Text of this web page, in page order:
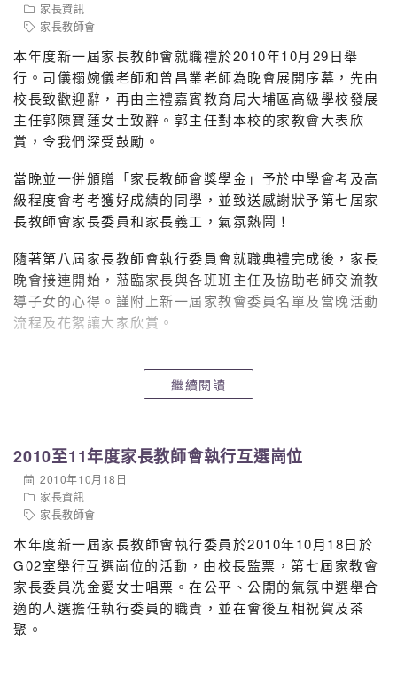
老師委員（職位）
秘書
羅淑霞老師
財政
梁俊基老師
活動統籌
*家長團契：吳霞坤老師
家長資訊
家長教師會
本年度新一屆家長教師會就職禮於2010年10月29日舉
行。司儀禤婉儀老師和曾昌業老師為晚會展開序幕，先由
校長致歡迎辭，再由主禮嘉賓教育局大埔區高級學校發展
主任郭陳寶蓮女士致辭。郭主任對本校的家教會大表欣
賞，令我們深受鼓勵。
當晚並一併頒贈「家長教師會獎學金」予於中學會考及高
級程度會考考獲好成績的同學，並致送感謝狀予第七屆家
長教師會家長委員和家長義工，氣氛熱鬧！
隨著第八屆家長教師會執行委員會就職典禮完成後，家長
晚會接連開始，蒞臨家長與各班班主任及協助老師交流教
導子女的心得。謹附上新一屆家教會委員名單及當晚活動
流程及花絮讓大家欣賞。
繼續閱讀
2010至11年度家長教師會執行互選崗位
2010年10月18日
家長資訊
家長教師會
本年度新一屆家長教師會執行委員於2010年10月18日於
G02室舉行互選崗位的活動，由校長監票，第七屆家教會
家長委員冼金愛女士唱票。在公平、公開的氣氛中選舉合
適的人選擔任執行委員的職責，並在會後互相祝賀及茶
聚。